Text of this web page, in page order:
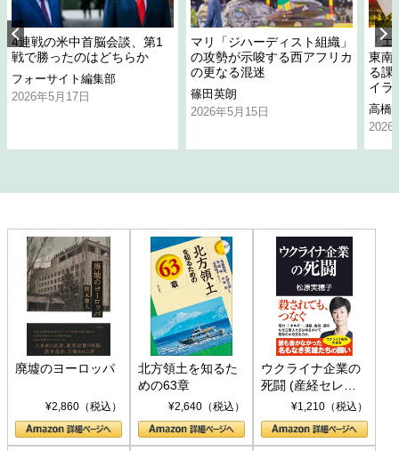
4連戦の米中首脳会談、第1
戦で勝ったのはどちらか
フォーサイト編集部
2026年5月17日
マリ「ジハーディスト組織」
の攻勢が示唆する西アフリカ
の更なる混迷
篠田英朗
2026年5月15日
「
東南
る課
イラ
高橋
2026
廃墟のヨーロッパ
¥2,860（税込）
北方領土を知るた
めの63章
¥2,640（税込）
ウクライナ企業の
死闘 (産経セレク
ト S 039)¥1,210（税込）